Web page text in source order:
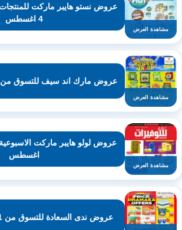
مشاهدة العرض
4 اغسطس
مشاهدة العرض
عروض مارك اند سيف للتسوق من 2 حتى 10 اغسطس
مشاهدة العرض
اغسطس
عروض ندى السعادة للتسوق من 1 حتى 10 اغسطس